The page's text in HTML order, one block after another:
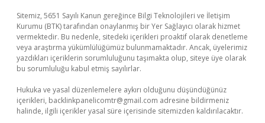
Sitemiz, 5651 Sayılı Kanun gereğince Bilgi Teknolojileri ve İletişim
Kurumu (BTK) tarafından onaylanmış bir Yer Sağlayıcı olarak hizmet
vermektedir. Bu nedenle, sitedeki içerikleri proaktif olarak denetleme
veya araştırma yükümlülüğümüz bulunmamaktadır. Ancak, üyelerimiz
yazdıkları içeriklerin sorumluluğunu taşımakta olup, siteye üye olarak
bu sorumluluğu kabul etmiş sayılırlar.
Hukuka ve yasal düzenlemelere aykırı olduğunu düşündüğünüz
içerikleri, backlinkpanelicomtr@gmail.com adresine bildirmeniz
halinde, ilgili içerikler yasal süre içerisinde sitemizden kaldırılacaktır.